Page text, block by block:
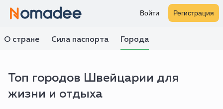
Войти Регистрация
О стране Сила паспорта Города
Топ городов Швейцарии для
жизни и отдыха